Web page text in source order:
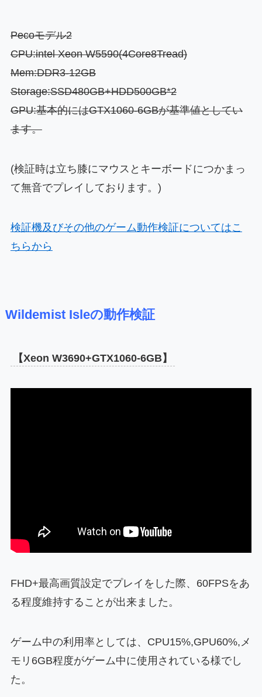
Pecoモデル2
CPU:intel Xeon W5590(4Core8Tread)
Mem:DDR3-12GB
Storage:SSD480GB+HDD500GB*2
GPU:基本的にはGTX1060-6GBが基準値としてい
ます。
(検証時は立ち膝にマウスとキーボードにつかまっ
て無音でプレイしております。)
検証機及びその他のゲーム動作検証についてはこ
ちらから
Wildemist Isleの動作検証
【Xeon W3690+GTX1060-6GB】
FHD+最高画質設定でプレイをした際、60FPSをあ
る程度維持することが出来ました。
ゲーム中の利用率としては、CPU15%,GPU60%,メ
モリ6GB程度がゲーム中に使用されている様でし
た。